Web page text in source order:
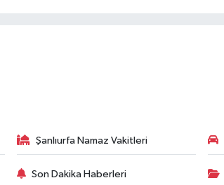
Şanlıurfa Namaz Vakitleri
Son Dakika Haberleri